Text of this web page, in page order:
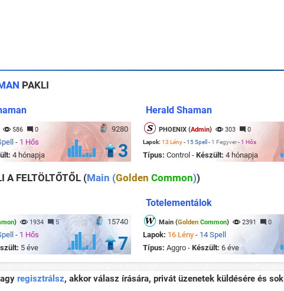
PAKLI
9280
586 0
- 1 Hős
4 hónapja 3
Herald Shaman
PHOENIX (Admin) 303 0
Lapok: 13 Lény-15 Spell - 1 Fegyver-1 Hős
Típus: Control - Készült: 4 hónapja
A FELTÖLTŐTŐL (Main (Golden Common))
15740
) 1934 5
- 1 Hős
5 éve 7
Totelementálok
Main (Golden Common) 2391 0
Lapok: 16 Lény - 14 Spell
Típus: Aggro - Készült: 6 éve
regisztrálsz, akkor válasz írására, privát üzenetek küldésére és